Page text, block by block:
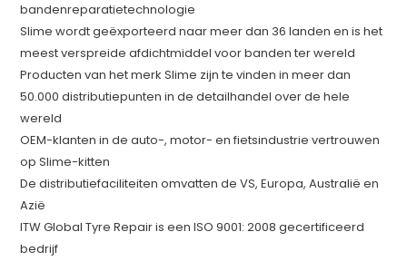
bandenreparatietechnologie
Slime wordt geëxporteerd naar meer dan 36 landen en is het
meest verspreide afdichtmiddel voor banden ter wereld
Producten van het merk Slime zijn te vinden in meer dan
50.000 distributiepunten in de detailhandel over de hele
wereld
OEM-klanten in de auto-, motor- en fietsindustrie vertrouwen
op Slime-kitten
De distributiefaciliteiten omvatten de VS, Europa, Australië en
Azië
ITW Global Tyre Repair is een ISO 9001: 2008 gecertificeerd
bedrijf